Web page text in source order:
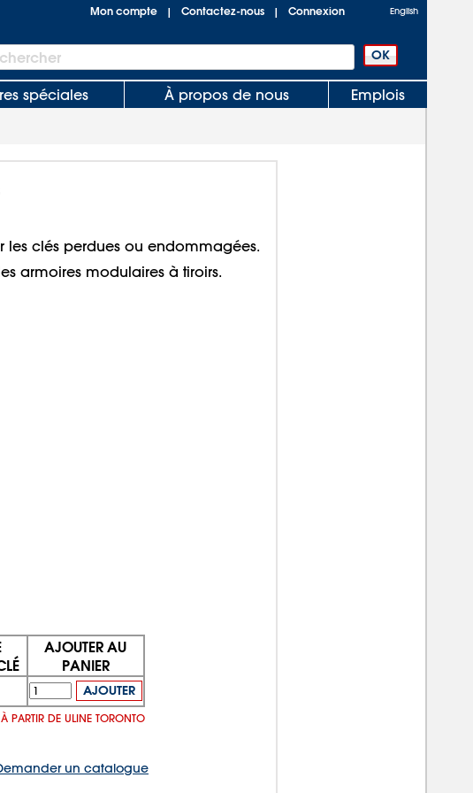
Mon compte | Contactez-nous | Connexion English
spéciales À propos de nous Emplois
les clés perdues ou endommagées.
armoires modulaires à tiroirs.
AJOUTER AU
PANIER
AJOUTER
PARTIR DE ULINE TORONTO
un catalogue